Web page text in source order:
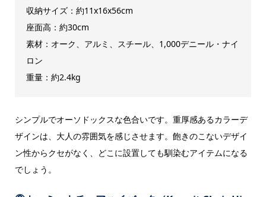
収納サイズ：約11x16x56cm
座面高：約30cm
素材：オーク、アルミ、スチール、1,000デニール・ナイ
ロン
重量：約2.4kg
シンプルでオーソドックスな色合いです。重厚感あるカラーデ
ザインは、大人の雰囲気を感じさせます。飽きのこないデザイ
ン性からクセがなく、どこに設置しても馴染むアイテムになる
でしょう。